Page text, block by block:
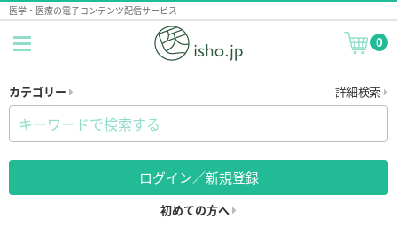
医学・医療の電子コンテンツ配信サービス
0
カテゴリー 詳細検索
ログイン／新規登録
初めての方へ